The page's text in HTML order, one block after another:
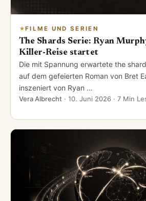
FILME UND SERIEN
The Shards Serie: Ryan
Killer-Reise startet
Die mit Spannung erwartete the
auf dem gefeierten Roman von Bret
inszeniert von Ryan …
Vera Albrecht · 10. Juni 2026 · 7 Min